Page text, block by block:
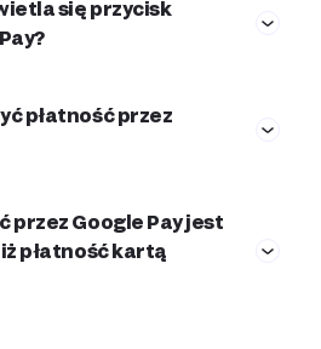
się przycisk
płatność przez
przez Google Pay jest
płatność kartą